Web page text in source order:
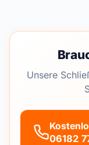
Unsere
06182